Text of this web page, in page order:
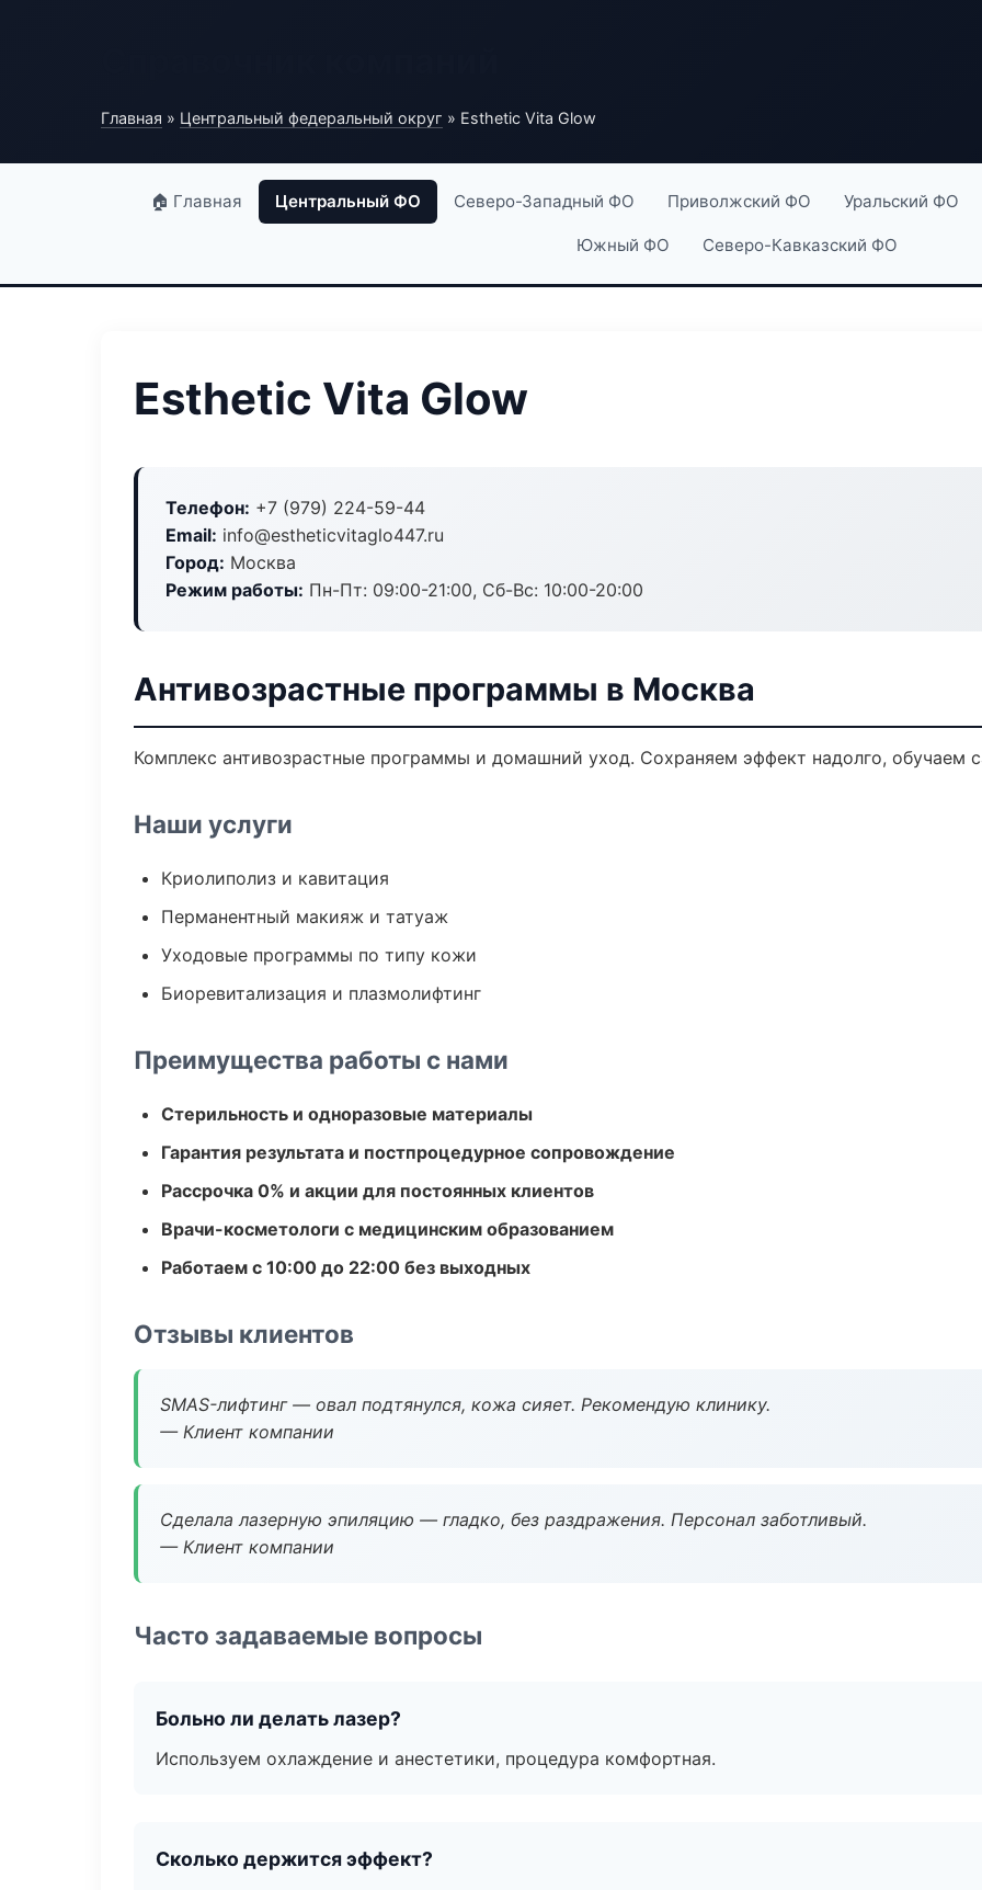
Главная » Центральный федеральный округ » Esthetic Vita Glow
🏠 Главная Центральный ФО Северо-Западный ФО Приволжский ФО Уральский ФО
Южный ФО Северо-Кавказский ФО
Esthetic Vita Glow
Телефон: +7 (979) 224-59-44
Email: info@estheticvitaglo447.ru
Город: Москва
Режим работы: Пн-Пт: 09:00-21:00, Сб-Вс: 10:00-20:00
Антивозрастные программы в Москва
Комплекс антивозрастные программы и домашний уход. Сохраняем эффект надолго, обучаем
Наши услуги
Криолиполиз и кавитация
Перманентный макияж и татуаж
Уходовые программы по типу кожи
Биоревитализация и плазмолифтинг
Преимущества работы с нами
Стерильность и одноразовые материалы
Гарантия результата и постпроцедурное сопровождение
Рассрочка 0% и акции для постоянных клиентов
Врачи-косметологи с медицинским образованием
Работаем с 10:00 до 22:00 без выходных
Отзывы клиентов
SMAS-лифтинг — овал подтянулся, кожа сияет. Рекомендую клинику.
— Клиент компании
Сделала лазерную эпиляцию — гладко, без раздражения. Персонал заботливый.
— Клиент компании
Часто задаваемые вопросы
Больно ли делать лазер?
Используем охлаждение и анестетики, процедура комфортная.
Сколько держится эффект?